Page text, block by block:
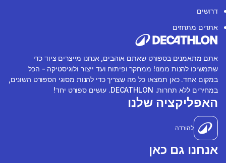
דרושים
אתרים מתחזים
אתם מתאמנים בספורט שאתם אוהבים, אנחנו מייצרים ציוד כדי
שתמשיכו להנות ממנו! ממחקר ופיתוח ועד ייצור ולוגיסטיקה - הכל
במקום אחד. כאן תמצאו כל מה שצריך כדי להנות מסוגי הספורט השונים,
במחירים ללא תחרות. DECATHLON. עושים ספורט יחד!
האפליקציה שלנו
להורדה
אנחנו גם כאן